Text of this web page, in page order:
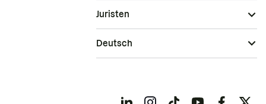
Juristen
Deutsch